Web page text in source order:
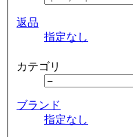
返品
指定なし
カテゴリ
ブランド
指定なし